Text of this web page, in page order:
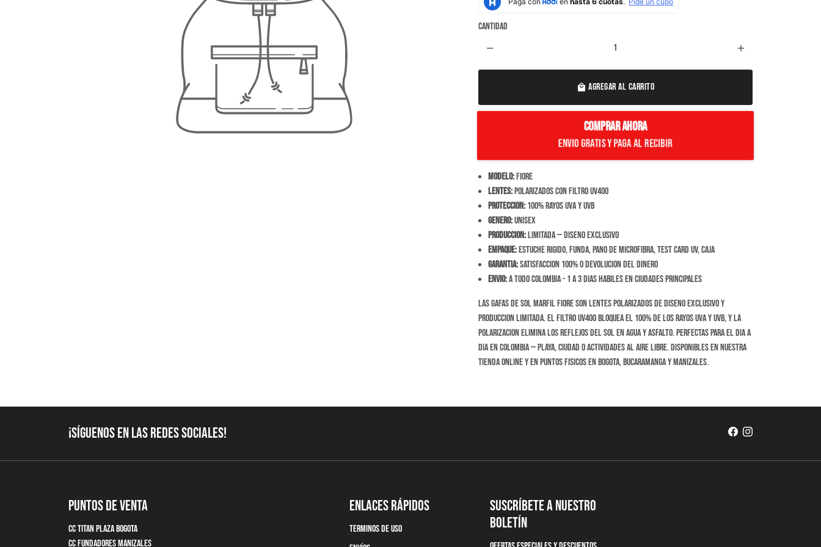
Cantidad
remove add
local_mall AGREGAR AL CARRITO
COMPRAR AHORA
Envio Gratis y paga al recibir
Modelo:Fiore
Lentes:Polarizados con filtro UV400
Proteccion:100% rayos UVA y UVB
Genero:Unisex
Produccion:Limitada — diseno exclusivo
Empaque:Estuche rigido, funda, pano de microfibra, test card UV, caja
Garantia:Satisfaccion 100% o devolucion del dinero
Envio:A todo Colombia - 1 a 3 dias habiles en ciudades principales
Las Gafas de Sol Marfil Fiore son lentes polarizados de diseno exclusivo y
produccion limitada. El filtro UV400 bloquea el 100% de los rayos UVA y UVB, y la
polarizacion elimina los reflejos del sol en agua y asfalto. Perfectas para el dia a
dia en Colombia — playa, ciudad o actividades al aire libre. Disponibles en nuestra
tienda online y en puntos fisicos en Bogota, Bucaramanga y Manizales.
¡Síguenos en las redes sociales!
Puntos de Venta
CC Titan Plaza Bogota
CC Fundadores Manizales
Enlaces Rápidos
terminos de uso
Suscríbete a nuestro
boletín